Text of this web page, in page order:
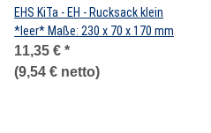
EHS KiTa - EH - Rucksack klein
*leer* Maße: 230 x 70 x 170 mm
11,35 € *
(9,54 € netto)